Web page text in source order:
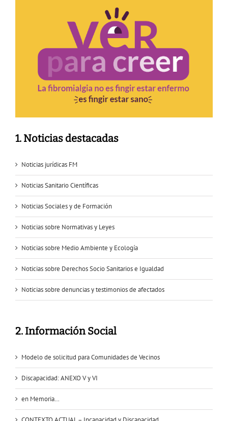
1. Noticias destacadas
Noticias jurídicas FM
Noticias Sanitario Científicas
Noticias Sociales y de Formación
Noticias sobre Normativas y Leyes
Noticias sobre Medio Ambiente y Ecología
Noticias sobre Derechos Socio Sanitarios e Igualdad
Noticias sobre denuncias y testimonios de afectados
2. Información Social
Modelo de solicitud para Comunidades de Vecinos
Discapacidad: ANEXO V y VI
en Memoria…